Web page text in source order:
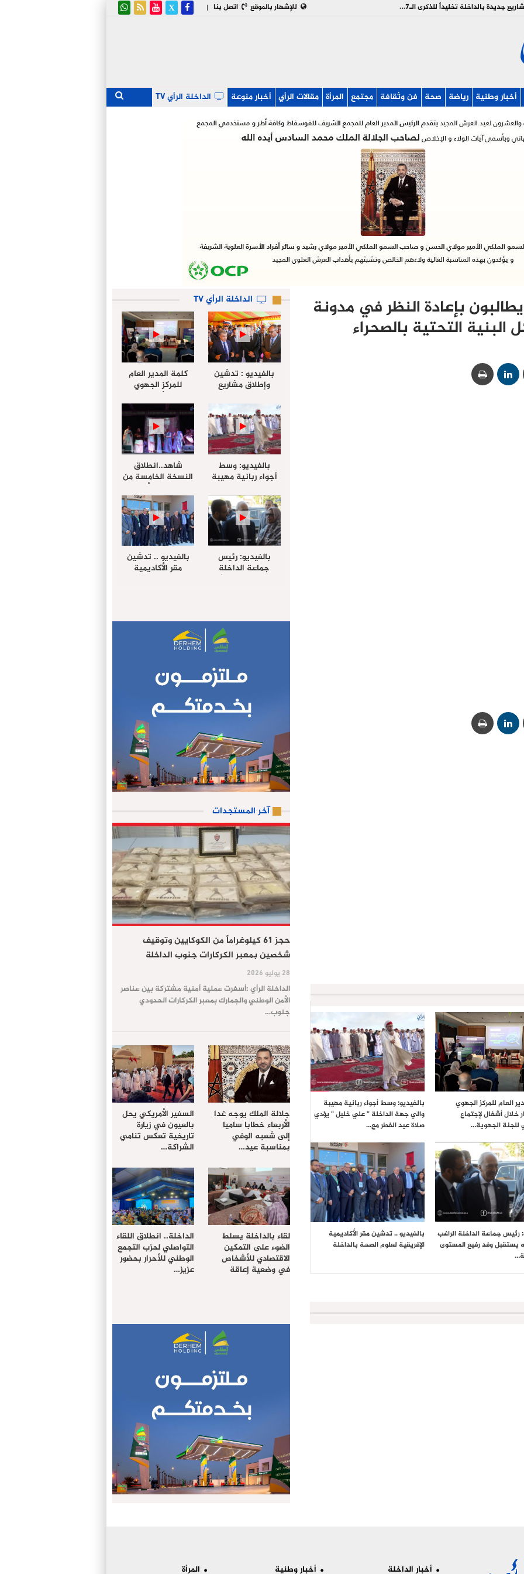
| اتصل بنا للإشهار بالموقع بالفيديو : تدشين وإطلاق مشاريع جديدة بالداخلة تخليداً للذكرى الـ27 لعيد العرش
أخبار وطنية رياضة صحة فن وثقافة مجتمع المرأة مقالات الرأي أخبار منوعة الداخلة الرأي TV
بإعادة النظر في مدونة
التحتية بالصحراء
العام للمركز الجهوي
خلال أشغال لإجتماع
للجنة الجهوية…
بالفيديو: وسط أجواء ربانية مهيبة
والي جهة الداخلة ” علي خليل ” يؤدي
صلاة عيد الفطر مع…
رئيس جماعة الداخلة الراغب
يستقبل وفد رفيع المستوى
بالفيديو .. تدشين مقر الأكاديمية
الإفريقية لعلوم الصحة بالداخلة
الداخلة الرأي TV
بالفيديو : تدشين
وإطلاق مشاريع
لعيد العرش
كلمة المدير العام
للمركز الجهوي
للإستثمار خلال
أشغال لإجتماع
التقييمي للجنة
الجهوية الموحد
لإستثمار بجهة
الداخلة…
بالفيديو: وسط
أجواء ربانية مهيبة
علي خليل ” يؤدي
صلاة عيد الفطر مع
جموع المصلين
شاهد..انطلاق
النسخة الخامسة من
مهرجان “الأمداح
النبوية” المنظم من
طرف مجلس جهة
الداخلة وادي الذهب
بالفيديو: رئيس
جماعة الداخلة
الراغب حرمة الله
الامريكية
بالفيديو .. تدشين
مقر الأكاديمية
آخر المستجدات
حجز 61 كيلوغراماً من الكوكايين وتوقيف
شخصين بمعبر الكركارات جنوب الداخلة
28 يوليو 2026
الداخلة الرأي :أسفرت عملية أمنية مشتركة بين عناصر
الأمن الوطني والجمارك بمعبر الكركارات الحدودي
جنوب…
جلالة الملك يوجه غدا
الأربعاء خطابا ساميا
إلى شعبه الوفي
بمناسبة عيد…
السفير الأمريكي يحل
بالعيون في زيارة
تاريخية تعكس تنامي
الشراكة…
لقاء بالداخلة يسلط
الضوء على التمكين
الاقتصادي للأشخاص
في وضعية إعاقة
الداخلة.. انطلاق اللقاء
التواصلي لحزب التجمع
الوطني للأحرار بحضور
عزيز…
أخبار الداخلة أخبار وطنية المرأة